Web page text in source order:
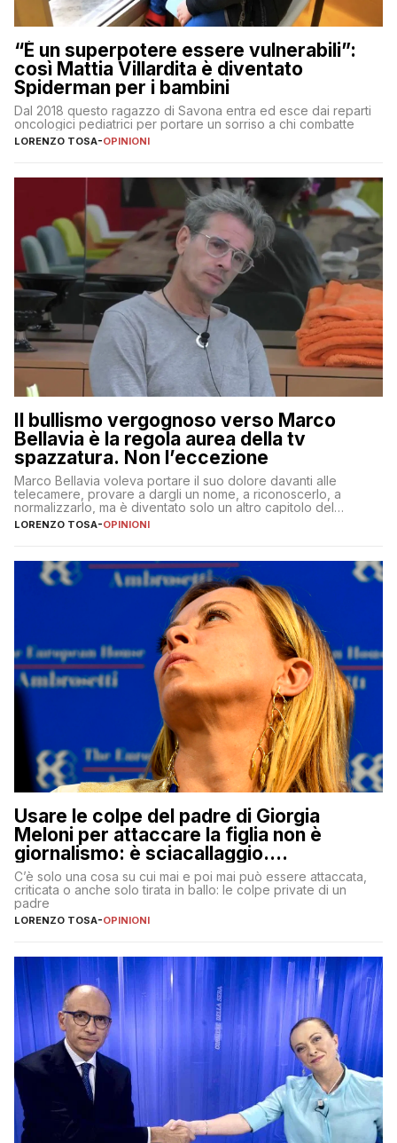
“È un superpotere essere vulnerabili”:
così Mattia Villardita è diventato
Spiderman per i bambini
Dal 2018 questo ragazzo di Savona entra ed esce dai reparti
oncologici pediatrici per portare un sorriso a chi combatte
LORENZO TOSA-OPINIONI
Il bullismo vergognoso verso Marco
Bellavia è la regola aurea della tv
spazzatura. Non l’eccezione
Marco Bellavia voleva portare il suo dolore davanti alle
telecamere, provare a dargli un nome, a riconoscerlo, a
normalizzarlo, ma è diventato solo un altro capitolo del
copione
LORENZO TOSA-OPINIONI
Usare le colpe del padre di Giorgia
Meloni per attaccare la figlia non è
giornalismo: è sciacallaggio.
Dimostriamo di essere diversi
C’è solo una cosa su cui mai e poi mai può essere attaccata,
criticata o anche solo tirata in ballo: le colpe private di un
padre
LORENZO TOSA-OPINIONI